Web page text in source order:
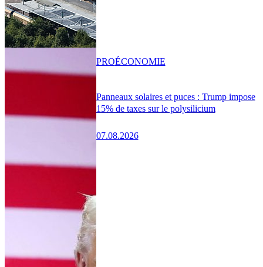
Panneaux solaires et puces : Trump impose
15% de taxes sur le polysilicium
07.08.2026
PROÉCONOMIE